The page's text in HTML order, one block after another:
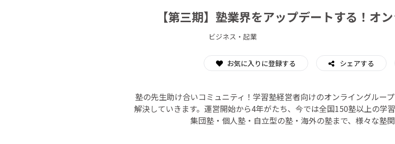
【第三期】塾業界をアップデートする！オ
ビジネス・起業
お気に入りに登録する シェアする
塾の先生助け合いコミュニティ！学習塾経営者向けのオンライングルー
解決していきます。運営開始から4年がたち、今では全国150塾以上の学
集団塾・個人塾・自立型の塾・海外の塾まで、様々な塾関